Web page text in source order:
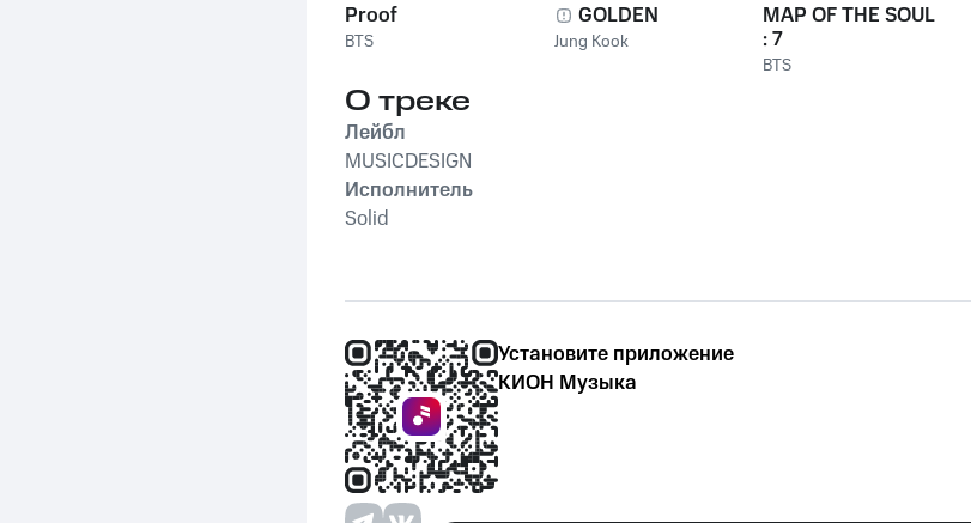
Proof
BTS
GOLDEN
Jung Kook
MAP OF THE SOUL
: 7
BTS
О треке
Лейбл
MUSICDESIGN
Исполнитель
Solid
Установите приложение
КИОН Музыка